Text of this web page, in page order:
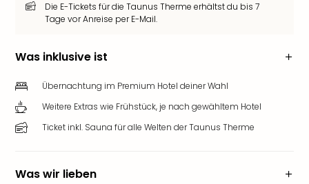
Die E-Tickets für die Taunus Therme erhältst du bis 7
Tage vor Anreise per E-Mail.
Was inklusive ist
Übernachtung im Premium Hotel deiner Wahl
Weitere Extras wie Frühstück, je nach gewähltem Hotel
Ticket inkl. Sauna für alle Welten der Taunus Therme
Was wir lieben